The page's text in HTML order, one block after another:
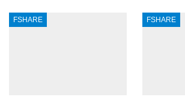
FSHARE FSHARE